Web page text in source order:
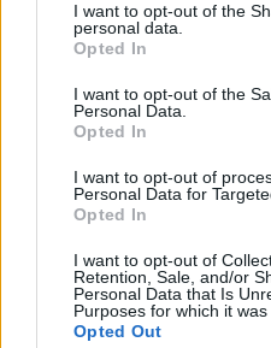
I want to opt-out of the
personal data.
Opted In
I want to opt-out of the
Personal Data.
Opted In
I want to opt-out of
Personal Data for
Opted In
I want to opt-out of
Retention, Sale, and/or
Personal Data that Is
Purposes for which it was
Opted Out
elmondta, 34
helyen született
minden év
megtartott
ötlete, amelyet
tiszteletessel máig
tekintenek, és
siratófallal és
Árpád köszönetét